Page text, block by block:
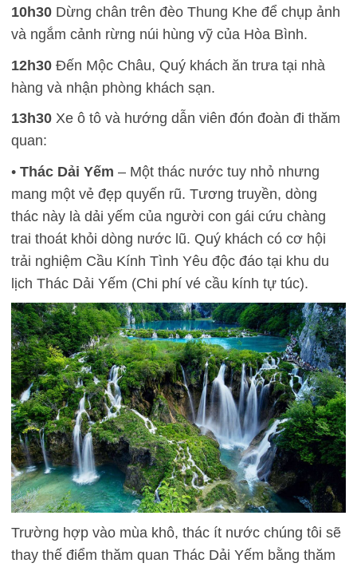
10h30Dừng chân trên đèo Thung Khe để chụp ảnh
và ngắm cảnh rừng núi hùng vỹ của Hòa Bình.
12h30Đến Mộc Châu, Quý khách ăn trưa tại nhà
hàng và nhận phòng khách sạn.
13h30Xe ô tô và hướng dẫn viên đón đoàn đi thăm
quan:
• Thác Dải Yếm – Một thác nước tuy nhỏ nhưng
mang một vẻ đẹp quyến rũ. Tương truyền, dòng
thác này là dải yếm của người con gái cứu chàng
trai thoát khỏi dòng nước lũ. Quý khách có cơ hội
trải nghiệm Cầu Kính Tình Yêu độc đáo tại khu du
lịch Thác Dải Yếm (Chi phí vé cầu kính tự túc).
Trường hợp vào mùa khô, thác ít nước chúng tôi sẽ
thay thế điểm thăm quan Thác Dải Yếm bằng thăm